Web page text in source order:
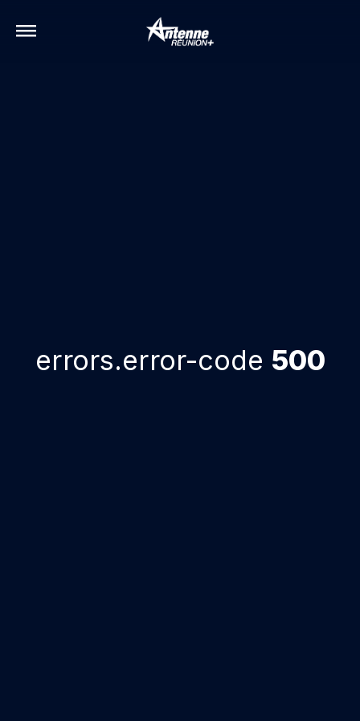
errors.error-code 500